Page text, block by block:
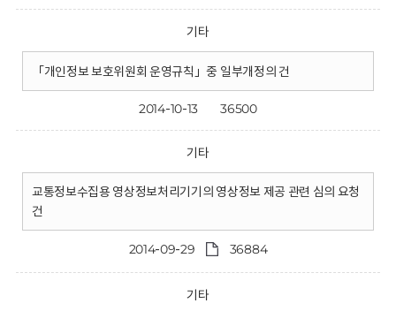
기타
「개인정보 보호위원회 운영규칙」중 일부개정의 건
2014-10-13 36500
기타
교통정보수집용 영상정보처리기기의 영상정보 제공 관련 심의 요청
건
2014-09-29 36884
기타